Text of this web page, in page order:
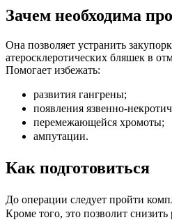
Зачем необходима
Она позволяет устранить
атеросклеротических бляшек в
Помогает избежать:
развития гангрены;
появления язвенно-
перемежающейся хромоты;
ампутации.
Как подготовиться
До операции следует пройти
Кроме того, это позволит